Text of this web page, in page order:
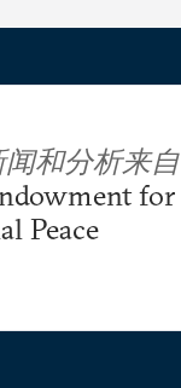
和分析来自
for
Peace